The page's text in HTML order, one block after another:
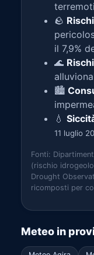
🪨
il 7,9%
🌊
🏙️
💧
11 luglio
Fonti:
(rischio
Drought
ricomposti per
Meteo in